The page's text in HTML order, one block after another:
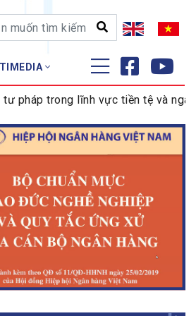
trong lĩnh vực tiền tệ và ngân